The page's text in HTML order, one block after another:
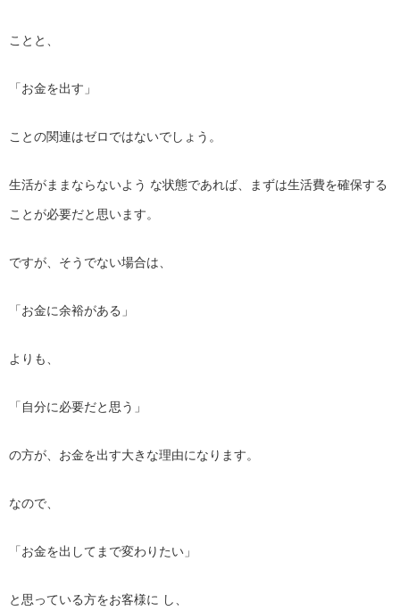
ことと、
「お金を出す」
ことの関連はゼロではないでしょう。
生活がままならないよう な状態であれば、 まずは生活費を確保する
ことが必要だと思います。
ですが、そうでない場合は、
「お金に余裕がある」
よりも、
「自分に必要だと思う」
の方が、お金を出す大きな理由になります。
なので、
「お金を出してまで変わりたい」
と思っている方をお客様に し、